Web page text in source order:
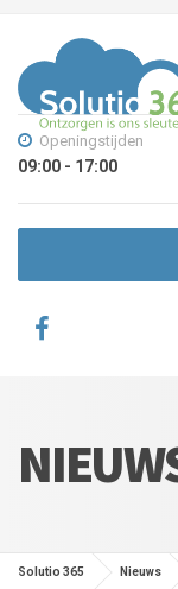
Openingstijden
09:00 - 17:00
Solutio 365 Nieuws